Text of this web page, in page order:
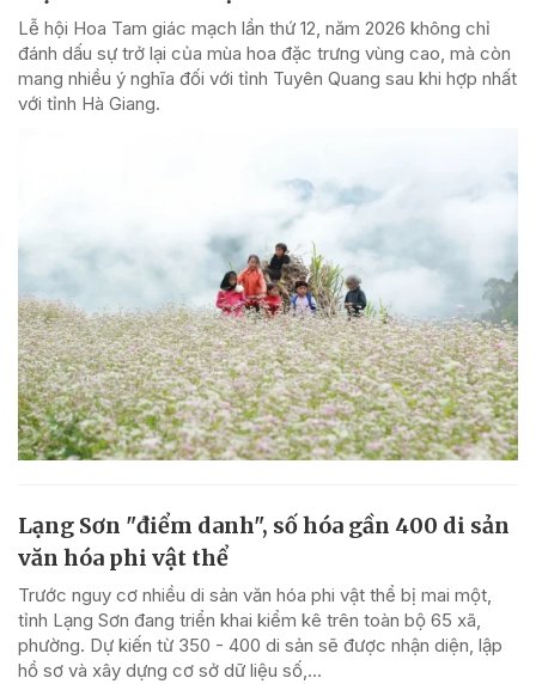
Lễ hội Hoa Tam giác mạch lần thứ 12, năm 2026 không chỉ
đánh dấu sự trở lại của mùa hoa đặc trưng vùng cao, mà còn
mang nhiều ý nghĩa đối với tỉnh Tuyên Quang sau khi hợp nhất
với tỉnh Hà Giang.
Lạng Sơn "điểm danh", số hóa gần 400 di sản
văn hóa phi vật thể
Trước nguy cơ nhiều di sản văn hóa phi vật thể bị mai một,
tỉnh Lạng Sơn đang triển khai kiểm kê trên toàn bộ 65 xã,
phường. Dự kiến từ 350 - 400 di sản sẽ được nhận diện, lập
hồ sơ và xây dựng cơ sở dữ liệu số,...